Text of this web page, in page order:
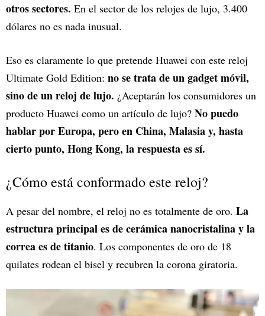
otros sectores. En el sector de los relojes de lujo, 3.400
dólares no es nada inusual.
Eso es claramente lo que pretende Huawei con este reloj
Ultimate Gold Edition: no se trata de un gadget móvil,
sino de un reloj de lujo. ¿Aceptarán los consumidores un
producto Huawei como un artículo de lujo? No puedo
hablar por Europa, pero en China, Malasia y, hasta
cierto punto, Hong Kong, la respuesta es sí.
¿Cómo está conformado este reloj?
A pesar del nombre, el reloj no es totalmente de oro. La
estructura principal es de cerámica nanocristalina y la
correa es de titanio. Los componentes de oro de 18
quilates rodean el bisel y recubren la corona giratoria.